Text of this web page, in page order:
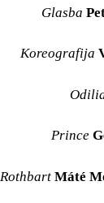
Glasba
Koreografija
Prince
Rothbart Máté